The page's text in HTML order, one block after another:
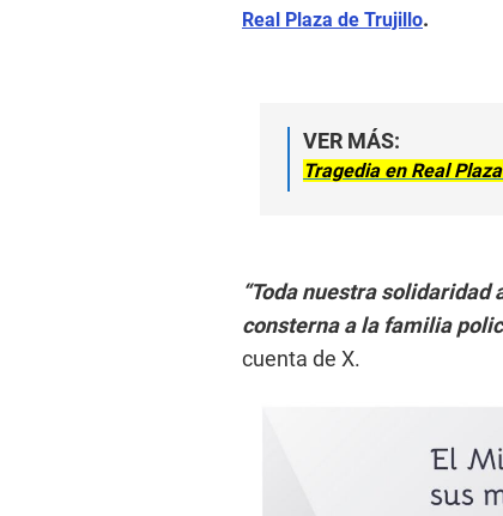
Real Plaza de Trujillo.
VER MÁS:
Tragedia en Real
“Toda nuestra
consterna a la familia
cuenta de X.